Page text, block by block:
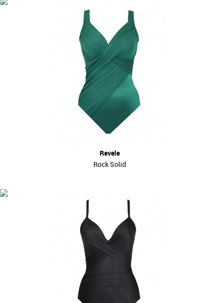
Revele
Rock Solid